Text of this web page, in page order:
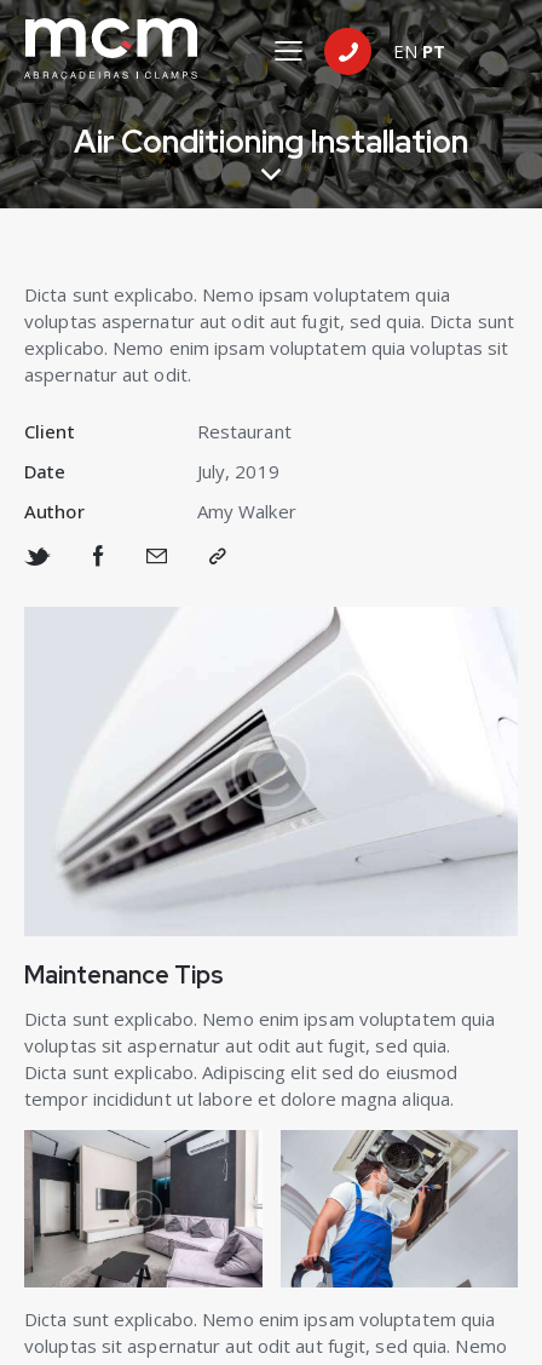
EN PT
Air Conditioning Installation
Dicta sunt explicabo. Nemo ipsam voluptatem quia
voluptas aspernatur aut odit aut fugit, sed quia. Dicta sunt
explicabo. Nemo enim ipsam voluptatem quia voluptas sit
aspernatur aut odit.
Client
Restaurant
Date
July, 2019
Author
Amy Walker
Maintenance Tips
Dicta sunt explicabo. Nemo enim ipsam voluptatem quia
voluptas sit aspernatur aut odit aut fugit, sed quia.
Dicta sunt explicabo. Adipiscing elit sed do eiusmod
tempor incididunt ut labore et dolore magna aliqua.
Dicta sunt explicabo. Nemo enim ipsam voluptatem quia
voluptas sit aspernatur aut odit aut fugit, sed quia. Nemo